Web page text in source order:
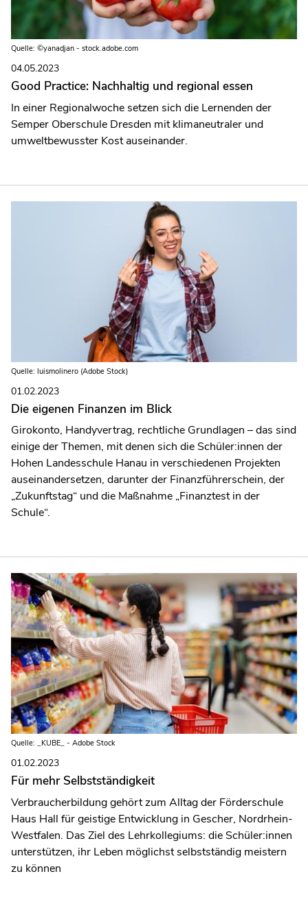
Quelle: ©yanadjan - stock.adobe.com
04.05.2023
Good Practice: Nachhaltig und regional essen
In einer Regionalwoche setzen sich die Lernenden der
Semper Oberschule Dresden mit klimaneutraler und
umweltbewusster Kost auseinander.
Quelle: luismolinero (Adobe Stock)
01.02.2023
Die eigenen Finanzen im Blick
Girokonto, Handyvertrag, rechtliche Grundlagen – das sind
einige der Themen, mit denen sich die Schüler:innen der
Hohen Landesschule Hanau in verschiedenen Projekten
auseinandersetzen, darunter der Finanzführerschein, der
„Zukunftstag“ und die Maßnahme „Finanztest in der
Schule“.
Quelle: _KUBE_ - Adobe Stock
01.02.2023
Für mehr Selbstständigkeit
Verbraucherbildung gehört zum Alltag der Förderschule
Haus Hall für geistige Entwicklung in Gescher, Nordrhein-
Westfalen. Das Ziel des Lehrkollegiums: die Schüler:innen
unterstützen, ihr Leben möglichst selbstständig meistern
zu können